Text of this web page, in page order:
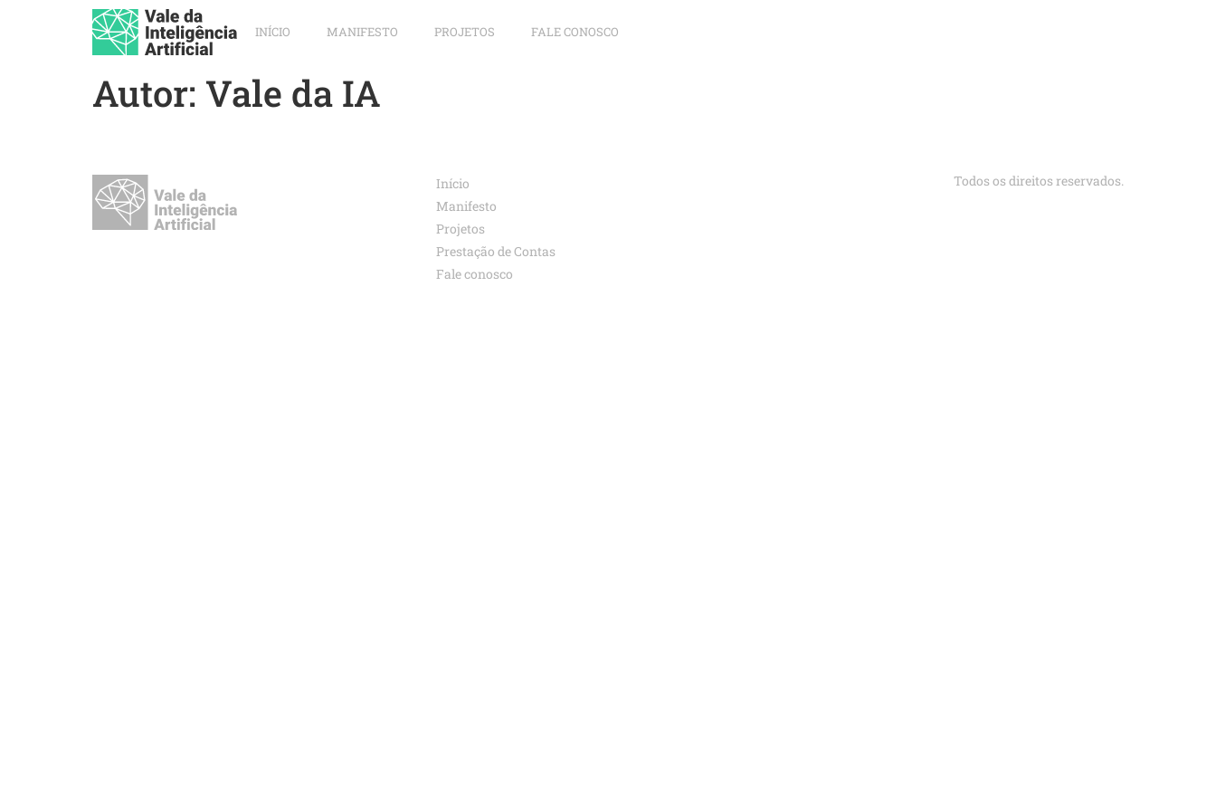
INÍCIO MANIFESTO PROJETOS FALE CONOSCO
Autor: Vale da IA
Início
Manifesto
Projetos
Prestação de Contas
Fale conosco
Todos os direitos reservados.